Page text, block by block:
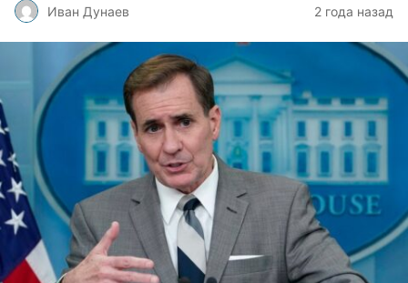
Иван Дунаев 2 года назад